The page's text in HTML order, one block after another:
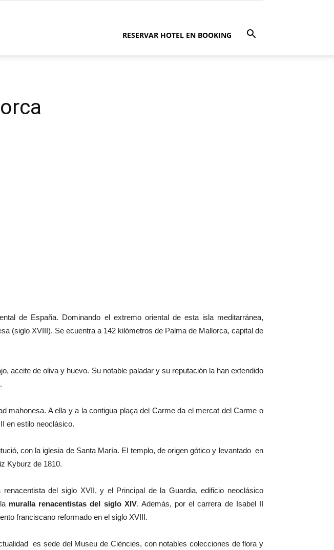
RESERVAR HOTEL EN BOOKING
de España. Dominando el extremo oriental de esta isla meditarránea,
(siglo XVIII). Se ecuentra a 142 kilómetros de Palma de Mallorca, capital de
aceite de oliva y huevo. Su notable paladar y su reputación la han extendido
mahonesa. A ella y a la contigua plaça del Carme da el mercat del Carme o
en estilo neoclásico.
con la iglesia de Santa María. El templo, de origen gótico y levantado en
Kyburz de 1810.
renacentista del siglo XVII, y el Principal de la Guardia, edificio neoclásico
muralla renacentistas del siglo XIV. Además, por el carrera de Isabel II
franciscano reformado en el siglo XVIII.
es sede del Museu de Ciències, con notables colecciones de flora y